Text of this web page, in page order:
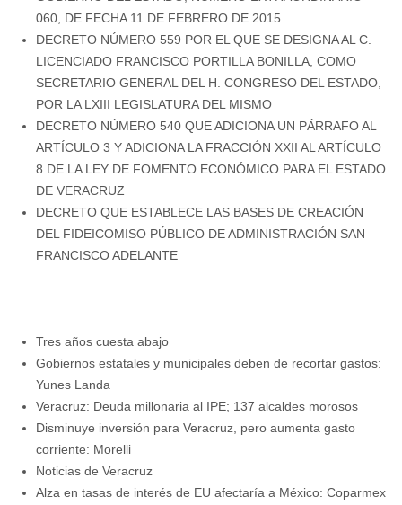
060, DE FECHA 11 DE FEBRERO DE 2015.
DECRETO NÚMERO 559 POR EL QUE SE DESIGNA AL C.
LICENCIADO FRANCISCO PORTILLA BONILLA, COMO
SECRETARIO GENERAL DEL H. CONGRESO DEL ESTADO,
POR LA LXIII LEGISLATURA DEL MISMO
DECRETO NÚMERO 540 QUE ADICIONA UN PÁRRAFO AL
ARTÍCULO 3 Y ADICIONA LA FRACCIÓN XXII AL ARTÍCULO
8 DE LA LEY DE FOMENTO ECONÓMICO PARA EL ESTADO
DE VERACRUZ
DECRETO QUE ESTABLECE LAS BASES DE CREACIÓN
DEL FIDEICOMISO PÚBLICO DE ADMINISTRACIÓN SAN
FRANCISCO ADELANTE
Tres años cuesta abajo
Gobiernos estatales y municipales deben de recortar gastos:
Yunes Landa
Veracruz: Deuda millonaria al IPE; 137 alcaldes morosos
Disminuye inversión para Veracruz, pero aumenta gasto
corriente: Morelli
Noticias de Veracruz
Alza en tasas de interés de EU afectaría a México: Coparmex